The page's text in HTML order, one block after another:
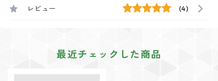
レビュー (4)
最近チェックした商品